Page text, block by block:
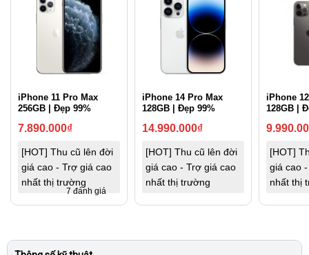
iPhone 11 Pro Max
256GB | Đẹp 99%
7.890.000₫
[HOT] Thu cũ lên đời
giá cao - Trợ giá cao
nhất thị trường
7 đánh giá
iPhone 14 Pro Max
128GB | Đẹp 99%
14.990.000₫
[HOT] Thu cũ lên đời
giá cao - Trợ giá cao
nhất thị trường
iPhone
128GB |
[HOT]
giá cao
nhất thị